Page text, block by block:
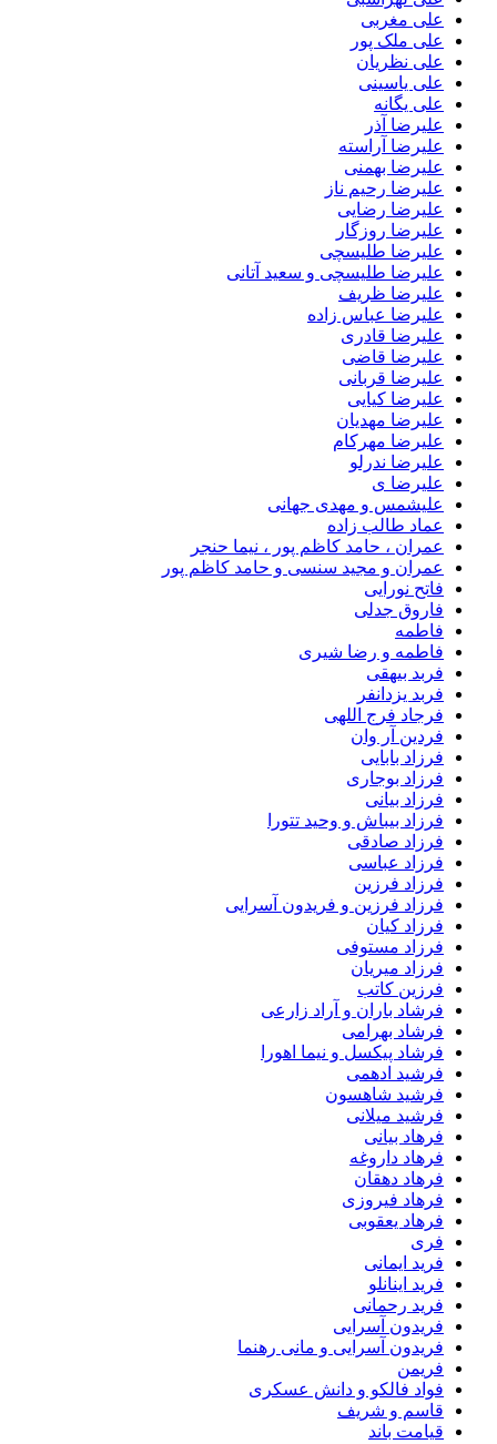
علی مغربی
علی ملک پور
علی نظریان
علی یاسینی
علی یگانه
علیرضا آذر
علیرضا آراسته
علیرضا بهمنی
علیرضا رحیم ناز
علیرضا رضایی
علیرضا روزگار
علیرضا طلیسچی
علیرضا طلیسچی و سعید آتانی
علیرضا ظریف
علیرضا عباس زاده
علیرضا قادری
علیرضا قاضی
علیرضا قربانی
علیرضا کیایی
علیرضا مهدیان
علیرضا مهرکام
علیرضا ندرلو
علیرضا ی
علیشمس و مهدی جهانی
عماد طالب زاده
عمران ، حامد کاظم پور ، نیما حنجر
عمران و مجید سنسی و حامد کاظم پور
فاتح نورایی
فاروق جدلی
فاطمه
فاطمه و رضا شیری
فربد بیهقی
فربد یزدانفر
فرجاد فرج اللهی
فردین آر وان
فرزاد بابایی
فرزاد بوجاری
فرزاد بیانی
فرزاد بیباش و وحید تتورا
فرزاد صادقی
فرزاد عباسی
فرزاد فرزین
فرزاد فرزین و فریدون آسرایی
فرزاد کیان
فرزاد مستوفی
فرزاد میریان
فرزین کاتب
فرشاد باران و آراد زارعی
فرشاد بهرامی
فرشاد پیکسل و نیما اهورا
فرشید ادهمی
فرشید شاهسون
فرشید میلانی
فرهاد بیانی
فرهاد داروغه
فرهاد دهقان
فرهاد فیروزی
فرهاد یعقوبی
فری
فرید ایمانی
فرید اینانلو
فرید رحمانی
فریدون آسرایی
فریدون آسرایی و مانی رهنما
فریمن
فواد فالکو و دانش عسکری
قاسم و شریف
قیامت باند